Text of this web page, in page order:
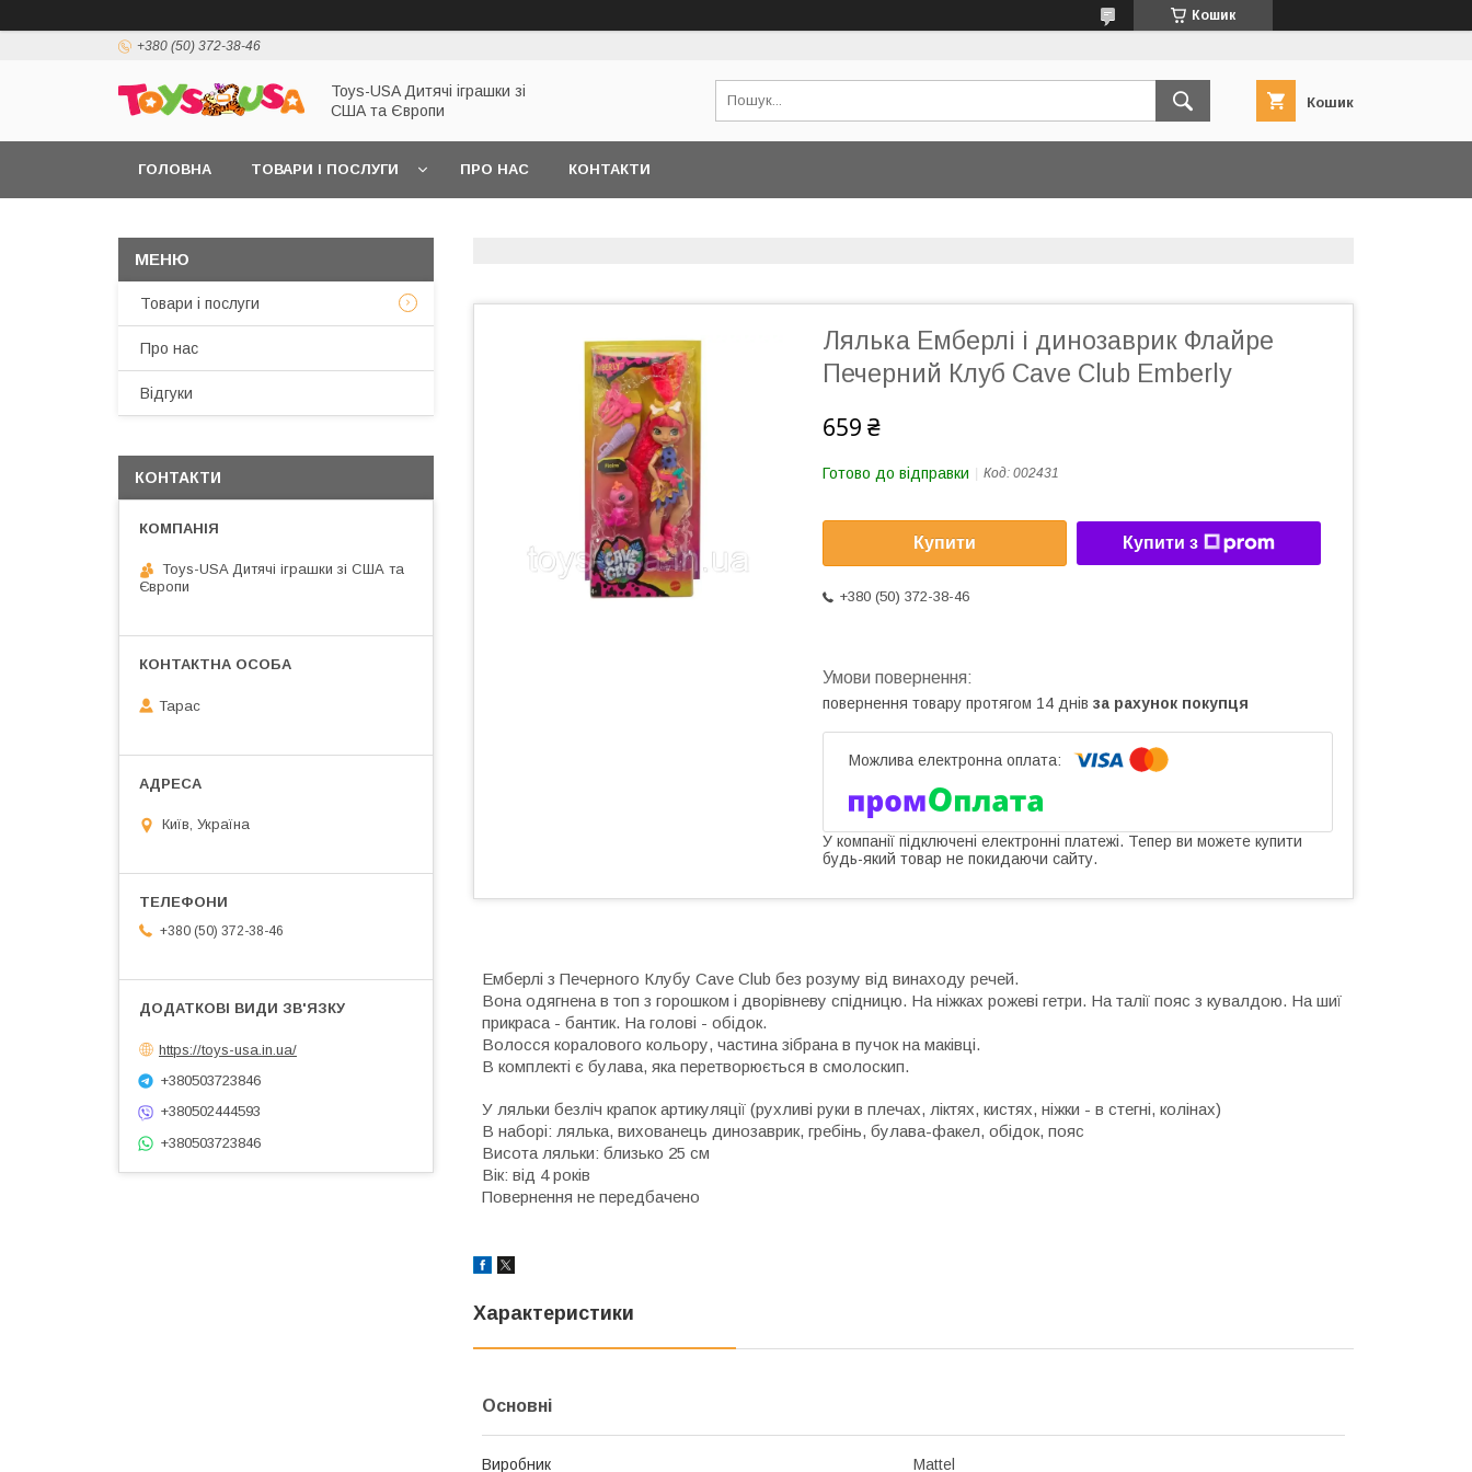
Кошик
+380 (50) 372-38-46
Toys-USA Дитячі іграшки зі
США та Європи
Кошик
ГОЛОВНА ТОВАРИ І ПОСЛУГИ ПРО НАС КОНТАКТИ
Лялька Емберлі і динозаврик Флайре
Печерний Клуб Cave Club Emberly
659 ₴
Готово до відправки Код: 002431
Купити Купити з
+380 (50) 372-38-46
повернення товару протягом 14 днів за рахунок покупця
У компанії підключені електронні платежі. Тепер ви можете купити
будь-який товар не покидаючи сайту.
Емберлі з Печерного Клубу Cave Club без розуму від винаходу речей.
Вона одягнена в топ з горошком і дворівневу спідницю. На ніжках рожеві гетри. На талії пояс з кувалдою. На шиї
прикраса - бантик. На голові - обідок.
Волосся коралового кольору, частина зібрана в пучок на маківці.
В комплекті є булава, яка перетворюється в смолоскип.
У ляльки безліч крапок артикуляції (рухливі руки в плечах, ліктях, кистях, ніжки - в стегні, колінах)
В наборі: лялька, вихованець динозаврик, гребінь, булава-факел, обідок, пояс
Висота ляльки: близько 25 см
Вік: від 4 років
Повернення не передбачено
Характеристики
Основні
Виробник Mattel
Товари і послуги
Про нас
Відгуки
КОНТАКТИ
Toys-USA Дитячі іграшки зі США та
Європи
Тарас
Київ, Україна
+380 (50) 372-38-46
https://toys-usa.in.ua/
+380503723846
+380502444593
+380503723846